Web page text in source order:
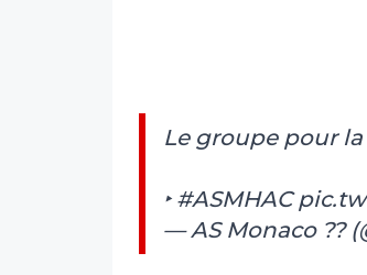
Le groupe pour
‣ #ASMHAC
— AS Monaco ??